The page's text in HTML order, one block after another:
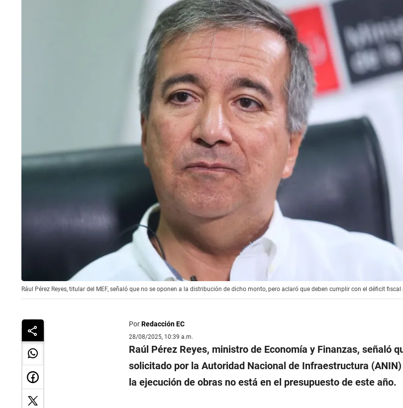
Rául Pérez Reyes, titular del MEF, señaló que no se oponen a la distribución de dicho monto, pero aclaró que deben cumplir con el déficit
PorRedacción EC
28/08/2025, 10:39 a.m.
Raúl Pérez Reyes, ministro de Economía y Finanzas, señaló
solicitado por la Autoridad Nacional de Infraestructura
la ejecución de obras no está en el presupuesto de este año.